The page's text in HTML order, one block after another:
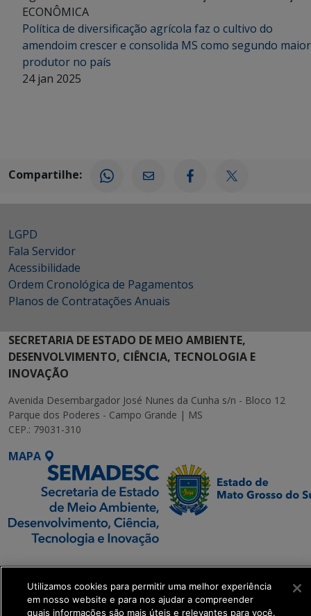
ECONÔMICA
Política de diversificação agrícola faz o cultivo do
amendoim crescer e consolida MS como segundo maior
produtor no país
24 jan 2025
Compartilhe:
LGPD
Fala Servidor
Acessibilidade
Ordem Cronológica de Pagamentos
Planos de Contratações Anuais
SECRETARIA DE ESTADO DE MEIO AMBIENTE,
DESENVOLVIMENTO, CIÊNCIA, TECNOLOGIA E
INOVAÇÃO
Avenida Desembargador José Nunes da Cunha s/n - Bloco 12
Parque dos Poderes - Campo Grande | MS
CEP.: 79031-310
MAPA
SETDIG | Secretaria-
Executiva de
Transformação Digital
Utilizamos cookies para permitir uma melhor experiência
em nosso website e para nos ajudar a compreender
quais informações são mais úteis e relevantes para você.